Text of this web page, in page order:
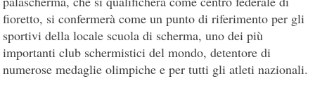
fioretto, si confermerà come un punto di riferimento per gli
sportivi della locale scuola di scherma, uno dei più
importanti club schermistici del mondo, detentore di
numerose medaglie olimpiche e per tutti gli atleti nazionali.